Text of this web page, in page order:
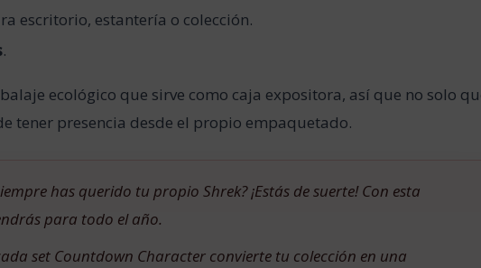
escritorio, estantería o colección.
.
ecológico que sirve como caja expositora, así que no solo
tener presencia desde el propio empaquetado.
has querido tu propio Shrek? ¡Estás de suerte! Con esta
para todo el año.
set Countdown Character convierte tu colección en una